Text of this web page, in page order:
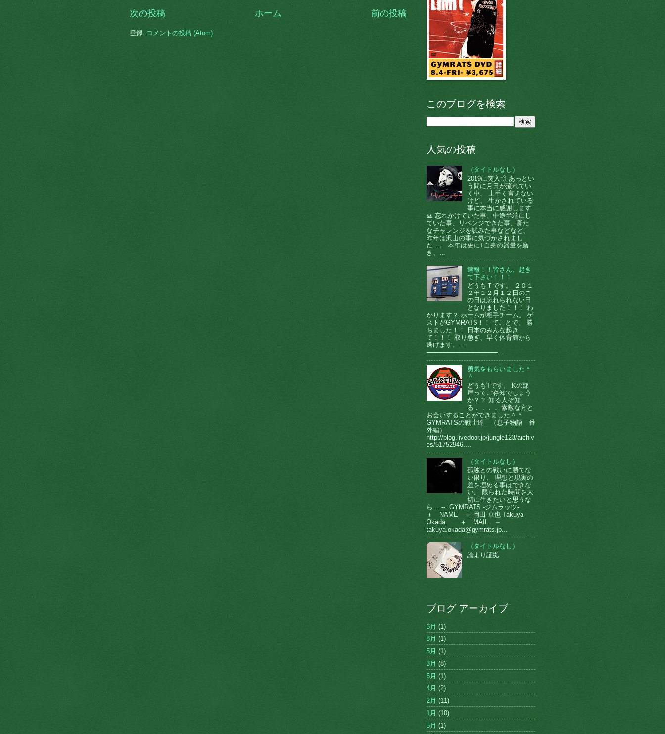
次の投稿 前の投稿
ホーム
登録: コメントの投稿 (Atom)
このブログを検索
人気の投稿
（タイトルなし）
2019に突入💨 あっとい
う間に月日が流れてい
く中、 上手く言えない
けど、 生かされている
事に本当に感謝します
🙏 忘れかけていた事、中途半端にし
ていた事、リベンジできた事、新た
なチャレンジを試みた事などなど、
昨年は沢山の事に気づかされまし
た…。 本年は更にT自身の器量を磨
き、...
速報！！皆さん、起き
て下さい！！！
どうもＴです。 ２０１
２年１２月１２日のこ
の日は忘れられない日
となりました！！！ わ
かります？ ホームが相手チーム。 ゲ
ストがGYMRATS！！ てことで、 勝
ちました！！ 日本のみんな起き
て！！！ 取り急ぎ、早く体育館から
逃げます。 --
────────────────...
勇気をもらいました＾
＾
どうもTです。 Kの部
屋ってご存知でしょう
か？？ 知る人ぞ知
る．．．． 素敵な方と
お会いすることができました＾＾
GYMRATSの戦士達 （息子物語 番
外編）
http://blog.livedoor.jp/jungle123/archiv
es/51752946....
（タイトルなし）
孤独との戦いに勝てな
い限り、 理想と現実の
差を埋める事はできな
い。 限られた時間を大
切に生きたいと思うな
ら… -- GYMRATS -ジムラッツ-
＋ NAME ＋ 岡田 卓也 Takuya
Okada ＋ MAIL ＋
takuya.okada@gymrats.jp...
（タイトルなし）
論より証拠
ブログ アーカイブ
6月 (1)
8月 (1)
5月 (1)
3月 (8)
6月 (1)
4月 (2)
2月 (11)
1月 (10)
5月 (1)